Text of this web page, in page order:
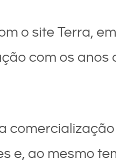
o site Terra,
com os anos
e, ao mesmo